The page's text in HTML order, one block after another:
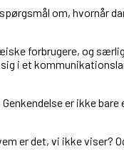
om, hvornår
forbrugere, og
i et
er ikke
er det, vi ikke viser?